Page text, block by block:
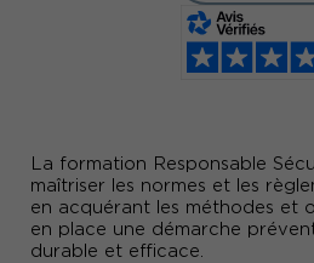
La formation Responsable
maîtriser les normes et les
en acquérant les méthodes et
en place une démarche
durable et efficace.